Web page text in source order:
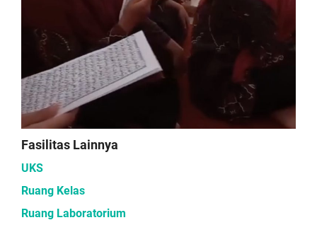
Fasilitas Lainnya
UKS
Ruang Kelas
Ruang Laboratorium